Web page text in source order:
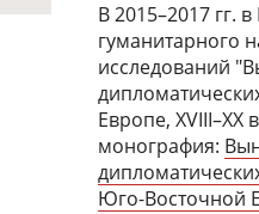
В 2015–2017 гг.
гуманитарного
исследований
Европе, XVIII–ХХ
монография:
Юго-Восточной